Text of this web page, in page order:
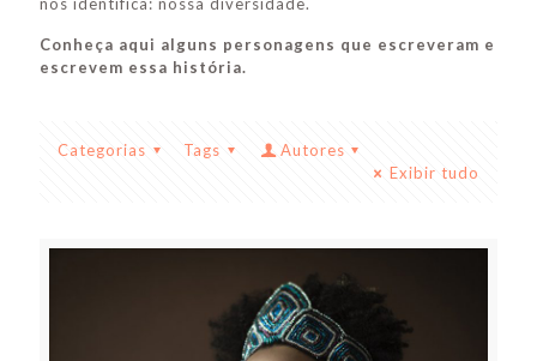
Conheça aqui alguns personagens que escreveram e
escrevem essa história.
Categorias Tags
Autores
Exibir tudo